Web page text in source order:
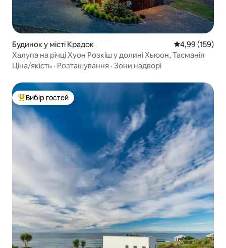
Будинок у місті Крадок Середня
4,99 (159)
Халупа на річці Хуон Розкіш у долині Хьюон, Тасманія
Ціна/якість · Розташування · Зони надворі
Топ вибір гостей
Вибір гостей